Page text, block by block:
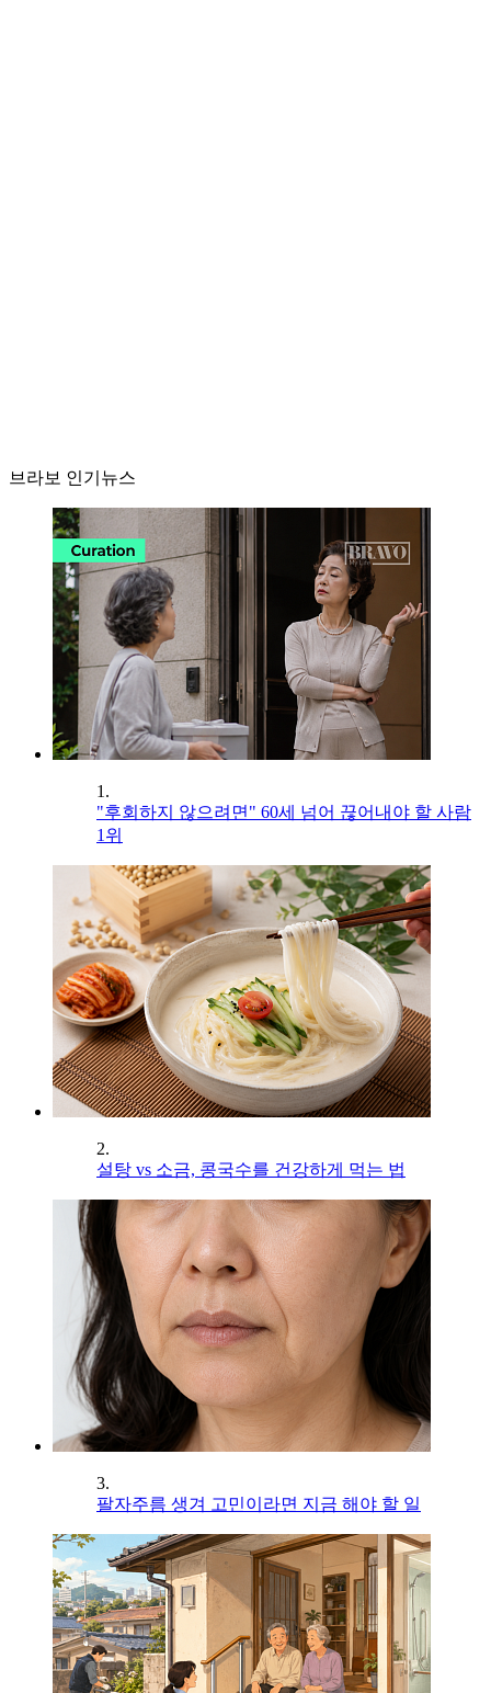
브라보 인기뉴스
1.
"후회하지 않으려면" 60세 넘어 끊어내야 할 사람
1위
2.
설탕 vs 소금, 콩국수를 건강하게 먹는 법
3.
팔자주름 생겨 고민이라면 지금 해야 할 일